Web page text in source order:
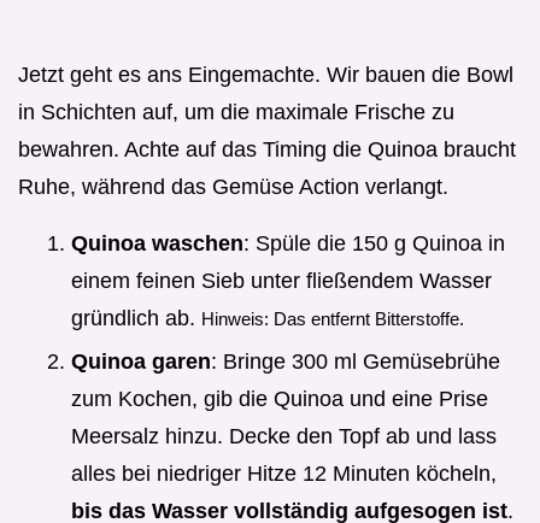
Jetzt geht es ans Eingemachte. Wir bauen die Bowl
in Schichten auf, um die maximale Frische zu
bewahren. Achte auf das Timing die Quinoa braucht
Ruhe, während das Gemüse Action verlangt.
Quinoa waschen: Spüle die 150 g Quinoa in
einem feinen Sieb unter fließendem Wasser
gründlich ab. Hinweis: Das entfernt Bitterstoffe.
Quinoa garen: Bringe 300 ml Gemüsebrühe
zum Kochen, gib die Quinoa und eine Prise
Meersalz hinzu. Decke den Topf ab und lass
alles bei niedriger Hitze 12 Minuten köcheln,
bis das Wasser vollständig aufgesogen ist.